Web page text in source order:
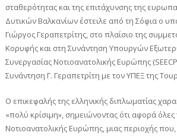
σταθερότητας και της επιτάχυνσης της
Δυτικών Βαλκανίων έστειλε από τη Σόφια ο
Γιώργος Γεραπετρίτης, στο πλαίσιο της
Κορυφής και στη Συνάντηση Υπουργών
Συνεργασίας Νοτιοανατολικής Ευρώπης
Συνάντηση Γ. Γεραπετρίτη με τον ΥΠΕΞ της
Ο επικεφαλής της ελληνικής διπλωματίας
«πολύ κρίσιμη», σημειώνοντας ότι αφορά όλες
Νοτιοανατολικής Ευρώπης, μιας περιοχής